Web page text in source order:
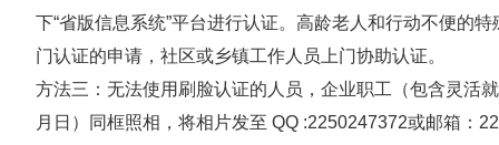
下“省版信息系统”平台进行认证。高龄老人和行动不便的
门认证的申请，社区或乡镇工作人员上门协助认证。
方法三：无法使用刷脸认证的人员，企业职工（包含灵活
月日）同框照相，将相片发至 QQ :2250247372或邮箱：